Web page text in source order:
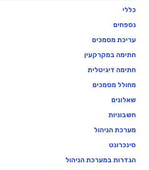
כללי
נספחים
עריכת מסמכים
חתימה במקרקעין
חתימה דיגיטלית
מחולל מסמכים
שאלונים
חשבוניות
מערכת הניהול
סינכרונט
הגדרות במערכת הניהול